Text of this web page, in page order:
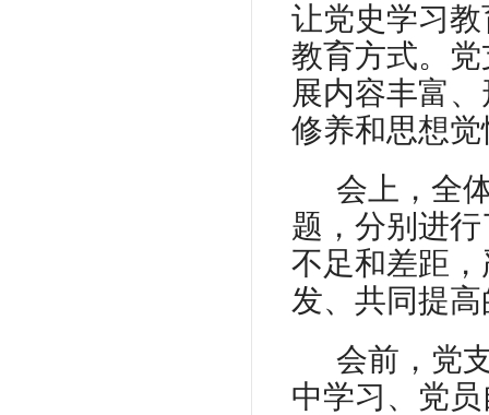
让党史学习
教育方式。
展内容丰富
修养和思想觉
会上，全
题，分别进
不足和差距
发、共同提
会前，党
中学习、党